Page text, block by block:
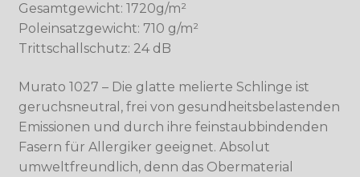
Gesamtgewicht: 1720g/m²
Poleinsatzgewicht: 710 g/m²
Trittschallschutz: 24 dB
Murato 1027 – Die glatte melierte Schlinge ist
geruchsneutral, frei von gesundheitsbelastenden
Emissionen und durch ihre feinstaubbindenden
Fasern für Allergiker geeignet. Absolut
umweltfreundlich, denn das Obermaterial